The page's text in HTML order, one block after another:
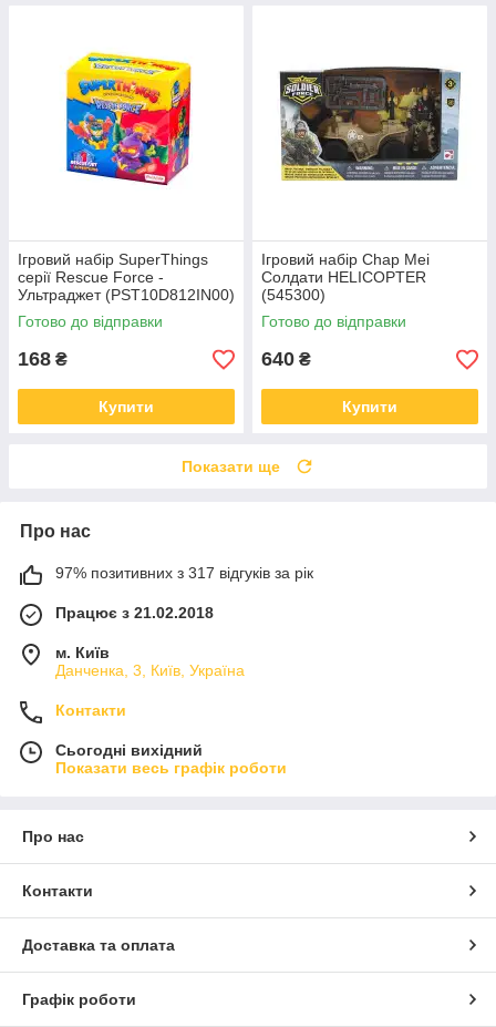
Ігровий набір SuperThings
серії Rescue Force -
Ультраджет (PST10D812IN00)
Готово до відправки
168 ₴
Купити
Ігровий набір Chap Mei
Солдати HELICOPTER
(545300)
Готово до відправки
640 ₴
Купити
Показати ще
Про нас
97% позитивних з 317 відгуків за рік
Працює з 21.02.2018
м. Київ
Данченка, 3, Київ, Україна
Контакти
Сьогодні вихідний
Показати весь графік роботи
Про нас
Контакти
Доставка та оплата
Графік роботи